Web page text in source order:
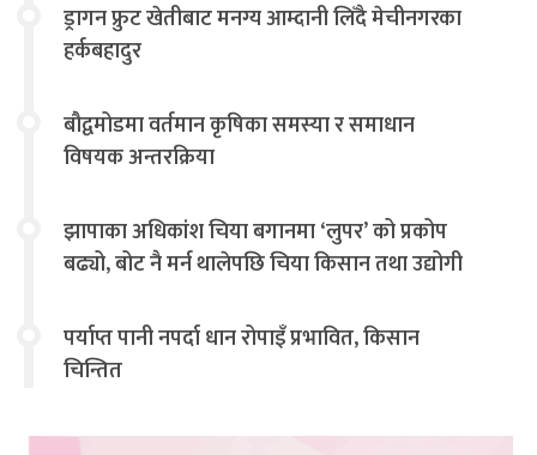
ड्रागन फ्रुट खेतीबाट मनग्य आम्दानी लिँदै मेचीनगरका
हर्कबहादुर
बौद्वमोडमा वर्तमान कृषिका समस्या र समाधान
विषयक अन्तरक्रिया
झापाका अधिकांश चिया बगानमा ‘लुपर’ को प्रकोप
बढ्यो, बोट नै मर्न थालेपछि चिया किसान तथा उद्योगी
पर्याप्त पानी नपर्दा धान रोपाइँ प्रभावित, किसान
चिन्तित